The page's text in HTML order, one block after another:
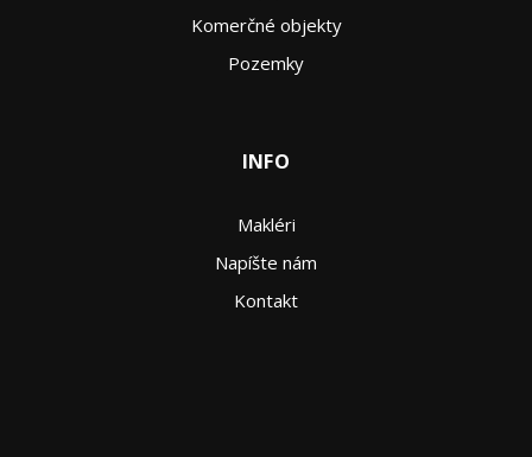
Komerčné objekty
Pozemky
INFO
Makléri
Napíšte nám
Kontakt